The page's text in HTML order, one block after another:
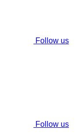
Follow us
Follow us